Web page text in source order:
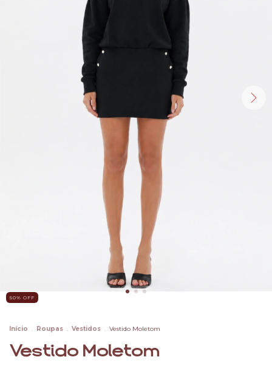
50% OFF
Início . Roupas . Vestidos . Vestido Moletom
Vestido Moletom